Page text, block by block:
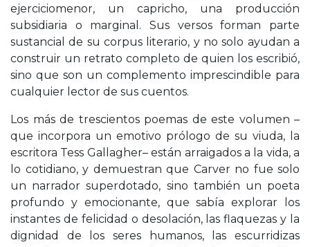
ejerciciomenor, un capricho, una producción
subsidiaria o marginal. Sus versos forman parte
sustancial de su corpus literario, y no solo ayudan a
construir un retrato completo de quien los escribió,
sino que son un complemento imprescindible para
cualquier lector de sus cuentos.
Los más de trescientos poemas de este volumen –
que incorpora un emotivo prólogo de su viuda, la
escritora Tess Gallagher– están arraigados a la vida, a
lo cotidiano, y demuestran que Carver no fue solo
un narrador superdotado, sino también un poeta
profundo y emocionante, que sabía explorar los
instantes de felicidad o desolación, las flaquezas y la
dignidad de los seres humanos, las escurridizas